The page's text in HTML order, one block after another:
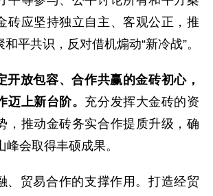
砖应坚持独立自主、客观公正，推
平共识，反对借机煽动“新冷战”。
开放包容、合作共赢的金砖初心，
迈上新台阶。 充分发挥大金砖的资
，推动金砖务实合作提质升级，确
会取得丰硕成果。
、贸易合作的支撑作用。打造经贸